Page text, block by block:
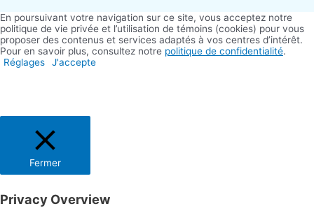
En poursuivant votre navigation sur ce site, vous acceptez notre
politique de vie privée et l’utilisation de témoins (cookies) pour vous
proposer des contenus et services adaptés à vos centres d’intérêt.
Pour en savoir plus, consultez notre politique de confidentialité.
Réglages
J'accepte
Fermer
Privacy Overview